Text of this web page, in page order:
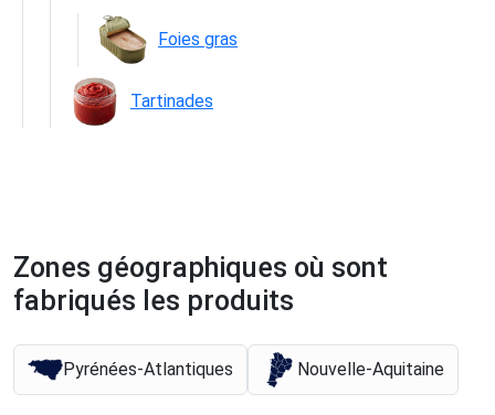
Foies gras
Tartinades
Zones géographiques où sont
fabriqués les produits
Pyrénées-Atlantiques Nouvelle-Aquitaine